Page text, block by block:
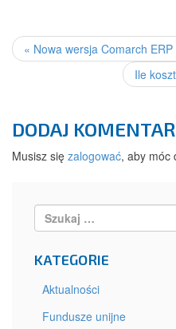
NAVIGATION
« Nowa wersja Comarch
Ile
DODAJ
Musisz się zalogować, aby móc
Search:
KATEGORIE
Aktualności
Fundusze unijne